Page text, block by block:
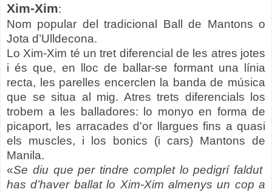
Xim-Xim:
Nom popular del tradicional Ball de Mantons o
Jota d’Ulldecona.
Lo Xim-Xim té un tret diferencial de les atres jotes
i és que, en lloc de ballar-se formant una línia
recta, les parelles encerclen la banda de música
que se situa al mig. Atres trets diferencials los
trobem a les balladores: lo monyo en forma de
picaport, les arracades d'or llargues fins a quasi
els muscles, i los bonics (i cars) Mantons de
Manila.
«Se diu que per tindre complet lo pedigrí faldut
has d’haver ballat lo Xim-Xim almenys un cop a